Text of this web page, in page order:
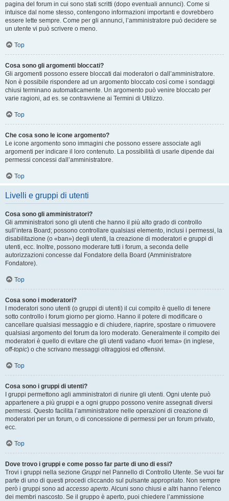
pagina del forum in cui sono stati scritti (dopo eventuali annunci). Come si
intuisce dal nome stesso, contengono informazioni importanti e dovrebbero
essere lette sempre. Come per gli annunci, l’amministratore può decidere se
un utente vi può scrivere o meno.
Top
Cosa sono gli argomenti bloccati?
Gli argomenti possono essere bloccati dai moderatori o dall’amministratore.
Non è possibile rispondere ad un argomento bloccato così come i sondaggi
chiusi terminano automaticamente. Un argomento può venire bloccato per
varie ragioni, ad es. se contravviene ai Termini di Utilizzo.
Top
Che cosa sono le icone argomento?
Le icone argomento sono immagini che possono essere associate agli
argomenti per indicare il loro contenuto. La possibilità di usarle dipende dai
permessi concessi dall’amministratore.
Top
Livelli e gruppi di utenti
Cosa sono gli amministratori?
Gli amministratori sono gli utenti che hanno il più alto grado di controllo
sull’intera Board; possono controllare qualsiasi elemento, inclusi i permessi, la
disabilitazione (o «ban») degli utenti, la creazione di moderatori e gruppi di
utenti, ecc. Inoltre, possono moderare tutti i forum, a seconda delle
autorizzazioni concesse dal Fondatore della Board (Amministratore
Fondatore).
Top
Cosa sono i moderatori?
I moderatori sono utenti (o gruppi di utenti) il cui compito è quello di tenere
sotto controllo i forum giorno per giorno. Hanno il potere di modificare o
cancellare qualsiasi messaggio e di chiudere, riaprire, spostare o rimuovere
qualsiasi argomento del forum da loro moderato. Generalmente il compito dei
moderatori è quello di evitare che gli utenti vadano «fuori tema» (in inglese,
off-topic) o che scrivano messaggi oltraggiosi ed offensivi.
Top
Cosa sono i gruppi di utenti?
I gruppi permettono agli amministratori di riunire gli utenti. Ogni utente può
appartenere a più gruppi e a ogni gruppo possono venire assegnati diversi
permessi. Questo facilita l’amministratore nelle operazioni di creazione di
moderatori per un forum, o di concessione di permessi per un forum privato,
ecc.
Top
Dove trovo i gruppi e come posso far parte di uno di essi?
Trovi i gruppi nella sezione Gruppi nel Pannello di Controllo Utente. Se vuoi far
parte di uno di questi procedi cliccando sul pulsante appropriato. Non sempre
però i gruppi sono ad accesso aperto. Alcuni sono chiusi e altri hanno l’elenco
dei membri nascosto. Se il gruppo è aperto, puoi chiedere l’ammissione